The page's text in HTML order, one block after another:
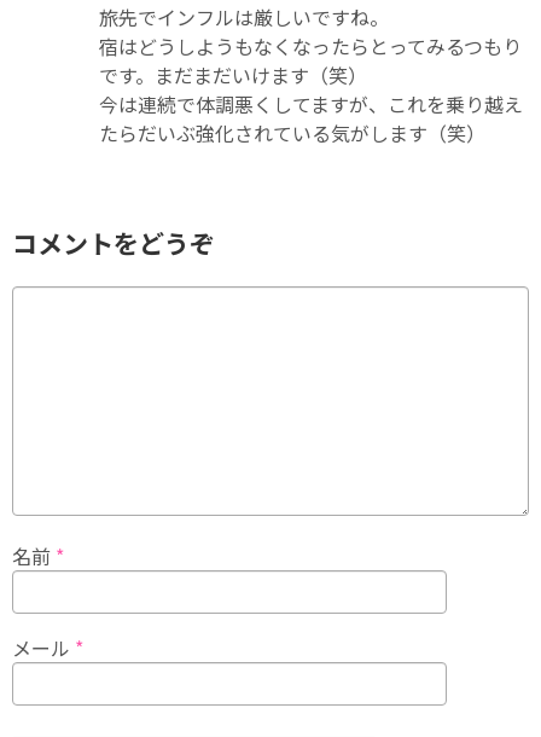
旅先でインフルは厳しいですね。
宿はどうしようもなくなったらとってみるつもり
です。まだまだいけます（笑）
今は連続で体調悪くしてますが、これを乗り越え
たらだいぶ強化されている気がします（笑）
コメントをどうぞ
名前 *
メール *